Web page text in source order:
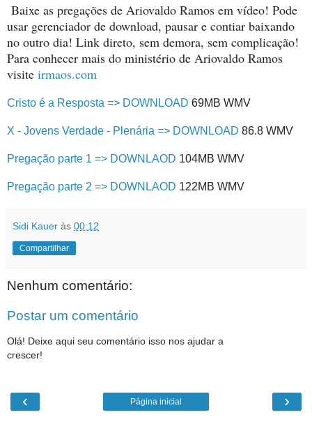
Baixe as pregações de Ariovaldo Ramos em vídeo! Pode
usar gerenciador de download, pausar e contiar baixando
no outro dia! Link direto, sem demora, sem complicação!
Para conhecer mais do ministério de Ariovaldo Ramos
visite irmaos.com
Cristo é a Resposta => DOWNLOAD 69MB WMV
X - Jovens Verdade - Plenária => DOWNLOAD 86.8 WMV
Pregação parte 1 => DOWNLAOD 104MB WMV
Pregação parte 2 => DOWNLAOD 122MB WMV
Sidi Kauer às 00:12
Compartilhar
Nenhum comentário:
Postar um comentário
Olá! Deixe aqui seu comentário isso nos ajudar a
crescer!
‹ ›
Página inicial